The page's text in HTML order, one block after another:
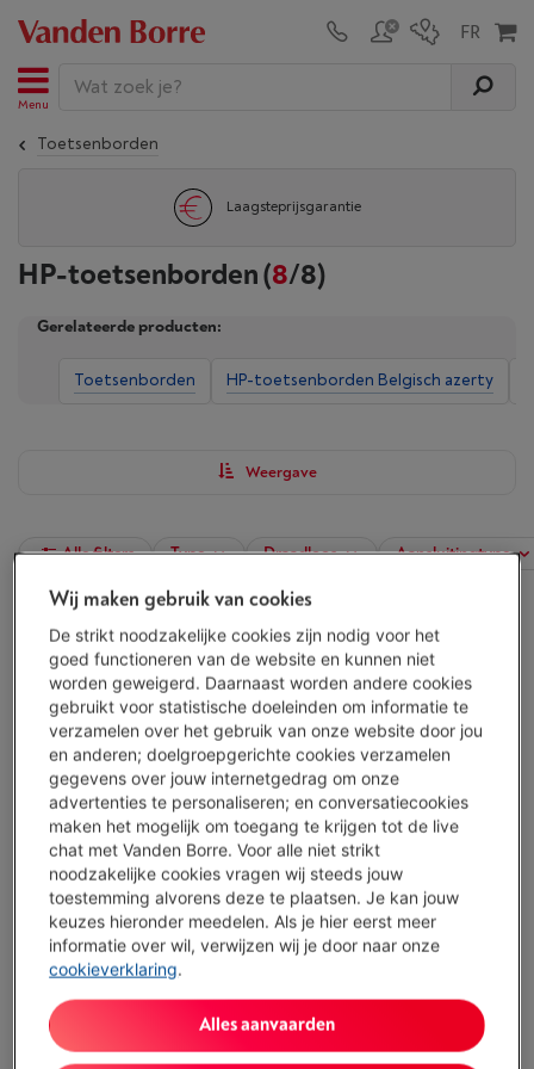
Menu
Toetsenborden
Laagsteprijsgarantie
HP-toetsenborden(8/8)
Gerelateerde producten:
Toetsenborden HP-toetsenborden Belgisch azerty
Weergave
Alle filters Type Draadloos Aansluitingtype
HP 350 COMPACT BLACK AZERTY BE WIRELESS
(3)
Type: Compact toetsenbord
Toetsenbordindeling: Azerty BE
Type toetsen: Membraan toetsen
Beschikbaar-Bekijk voorraad
€ 49,99
Koop nu
Vergelijken
HP 720 WIRELESS DUAL COMBO
Toetsenbordindeling: Azerty BE
Type toetsen: Mechanische toetsen
Wij maken gebruik van cookies
De strikt noodzakelijke cookies zijn nodig voor het
goed functioneren van de website en kunnen niet
worden geweigerd. Daarnaast worden andere cookies
gebruikt voor statistische doeleinden om informatie te
verzamelen over het gebruik van onze website door jou
en anderen; doelgroepgerichte cookies verzamelen
gegevens over jouw internetgedrag om onze
advertenties te personaliseren; en conversatiecookies
maken het mogelijk om toegang te krijgen tot de live
chat met Vanden Borre. Voor alle niet strikt
noodzakelijke cookies vragen wij steeds jouw
toestemming alvorens deze te plaatsen. Je kan jouw
keuzes hieronder meedelen. Als je hier eerst meer
informatie over wil, verwijzen wij je door naar onze
cookieverklaring.
Alles aanvaarden